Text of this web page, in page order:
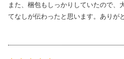
また、梱包もしっかりしていたので、
てなしが伝わったと思います。ありが